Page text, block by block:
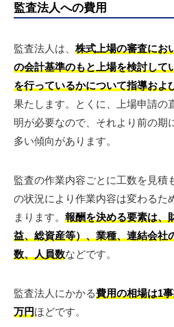
監査法人への費用
監査法人は、 株式上場の審査にお
の会計基準のもと上場を検討して
を行っているかについて指導およ
果たします。とくに、上場申請の
明が必要なので、それより前の期
多い傾向があります。
監査の作業内容ごとに工数を見積
の状況により作業内容は変わるた
まります。 報酬を決める要素は、
益、総資産等）、業種、連結会社
数、人員数などです。
監査法人にかかる費用の相場は1
万円ほどです。